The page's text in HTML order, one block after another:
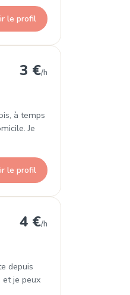
le profil
3 €/h
à temps
Je
le profil
4 €/h
depuis
je peux